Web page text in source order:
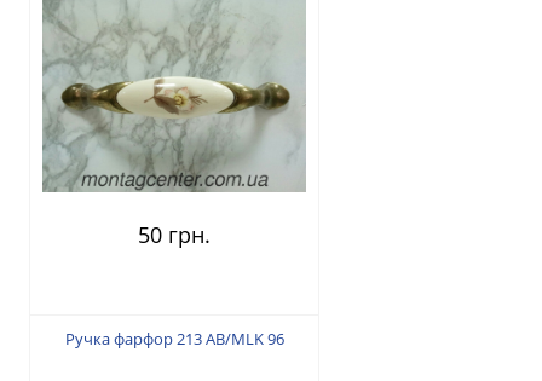
50 грн.
Ручка фарфор 213 AB/MLK 96